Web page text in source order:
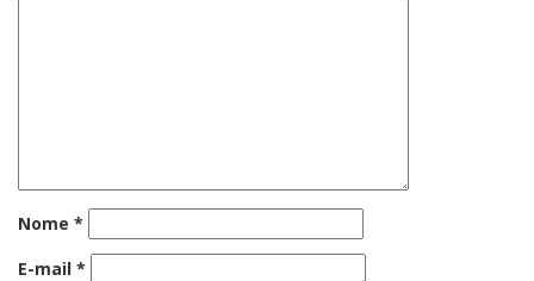
Nome *
E-mail *